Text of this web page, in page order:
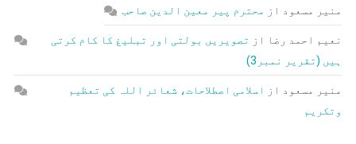
منیر مسعود از محترم پیر معین الدین صاحب
نعیم احمد رضا از تصویریں بولتی اور تبلیغ کا کام کرتی
ہیں (تقریر نمبر3)
منیر مسعود از
اسلامی اصطلاحات، شعائر اللہ کی تعظیم
وتکریم